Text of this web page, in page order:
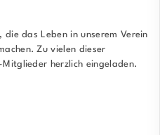
das Leben in unserem Verein
Zu vielen dieser
herzlich eingeladen.